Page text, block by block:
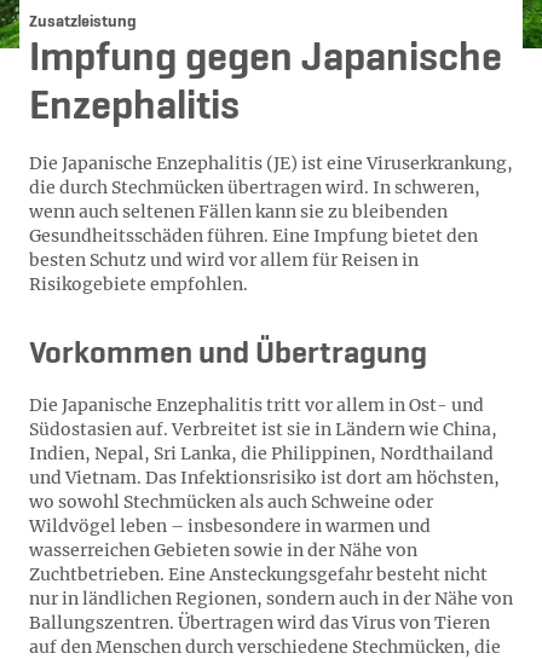
Zusatzleistung
Impfung gegen Japanische
Enzephalitis
Die Japanische Enzephalitis (JE) ist eine Viruserkrankung,
die durch Stechmücken übertragen wird. In schweren,
wenn auch seltenen Fällen kann sie zu bleibenden
Gesundheitsschäden führen. Eine Impfung bietet den
besten Schutz und wird vor allem für Reisen in
Risikogebiete empfohlen.
Vorkommen und Übertragung
Die Japanische Enzephalitis tritt vor allem in Ost- und
Südostasien auf. Verbreitet ist sie in Ländern wie China,
Indien, Nepal, Sri Lanka, die Philippinen, Nordthailand
und Vietnam. Das Infektionsrisiko ist dort am höchsten,
wo sowohl Stechmücken als auch Schweine oder
Wildvögel leben – insbesondere in warmen und
wasserreichen Gebieten sowie in der Nähe von
Zuchtbetrieben. Eine Ansteckungsgefahr besteht nicht
nur in ländlichen Regionen, sondern auch in der Nähe von
Ballungszentren. Übertragen wird das Virus von Tieren
auf den Menschen durch verschiedene Stechmücken, die